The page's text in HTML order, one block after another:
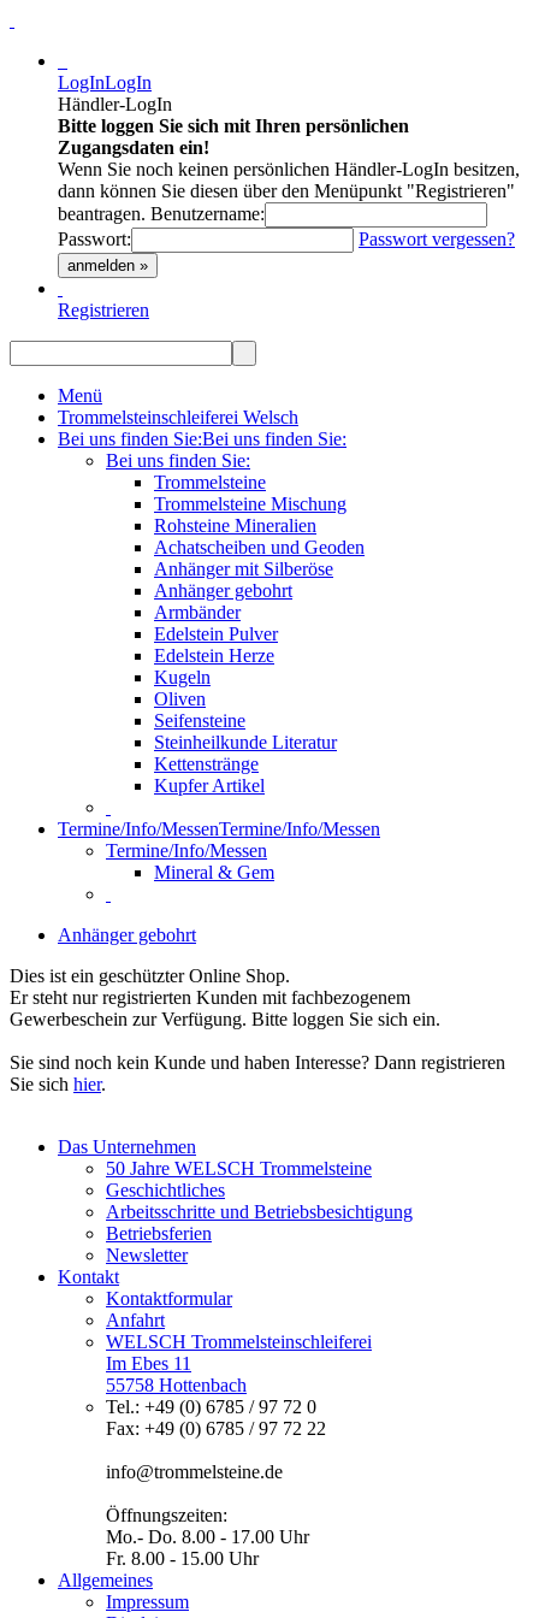
LogInLogIn
Händler-LogIn
Bitte loggen Sie sich mit Ihren persönlichen
Zugangsdaten ein!
Wenn Sie noch keinen persönlichen Händler-LogIn besitzen,
dann können Sie diesen über den Menüpunkt "Registrieren"
beantragen. Benutzername:
Passwort:
Passwort vergessen?
anmelden »
Registrieren
Menü
Trommelsteinschleiferei Welsch
Bei uns finden Sie:Bei uns finden Sie:
Bei uns finden Sie:
Trommelsteine
Trommelsteine Mischung
Rohsteine Mineralien
Achatscheiben und Geoden
Anhänger mit Silberöse
Anhänger gebohrt
Armbänder
Edelstein Pulver
Edelstein Herze
Kugeln
Oliven
Seifensteine
Steinheilkunde Literatur
Kettenstränge
Kupfer Artikel
Termine/Info/MessenTermine/Info/Messen
Termine/Info/Messen
Mineral & Gem
Anhänger gebohrt
Dies ist ein geschützter Online Shop.
Er steht nur registrierten Kunden mit fachbezogenem
Gewerbeschein zur Verfügung. Bitte loggen Sie sich ein.
Sie sind noch kein Kunde und haben Interesse? Dann registrieren
Sie sich hier.
Das Unternehmen
50 Jahre WELSCH Trommelsteine
Geschichtliches
Arbeitsschritte und Betriebsbesichtigung
Betriebsferien
Newsletter
Kontakt
Kontaktformular
Anfahrt
WELSCH Trommelsteinschleiferei
Im Ebes 11
55758 Hottenbach
Tel.: +49 (0) 6785 / 97 72 0
Fax: +49 (0) 6785 / 97 72 22
info@trommelsteine.de
Öffnungszeiten:
Mo.- Do. 8.00 - 17.00 Uhr
Fr. 8.00 - 15.00 Uhr
Allgemeines
Impressum